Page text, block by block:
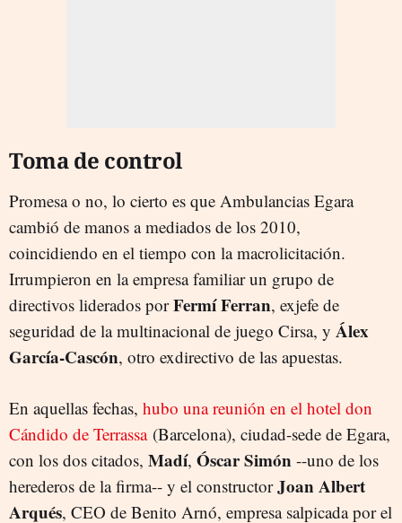
Toma de control
Promesa o no, lo cierto es que Ambulancias Egara
cambió de manos a mediados de los 2010,
coincidiendo en el tiempo con la macrolicitación.
Irrumpieron en la empresa familiar un grupo de
directivos liderados porFermí Ferran, exjefe de
seguridad de la multinacional de juego Cirsa, y Álex
García-Cascón, otro exdirectivo de las apuestas.
En aquellas fechas, hubo una reunión en el hotel don
Cándido de Terrassa(Barcelona), ciudad-sede de Egara,
con los dos citados, Madí, Óscar Simón --uno de los
herederos de la firma-- y el constructorJoan Albert
Arqués, CEO de Benito Arnó, empresa salpicada por el